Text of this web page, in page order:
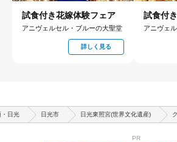
試食付き花嫁体験フェア
アニヴェルセル・ブルーの大聖堂
詳しく見る
試食付
アニヴェ
・日光 日光市 日光東照宮(世界文化遺産)
PR